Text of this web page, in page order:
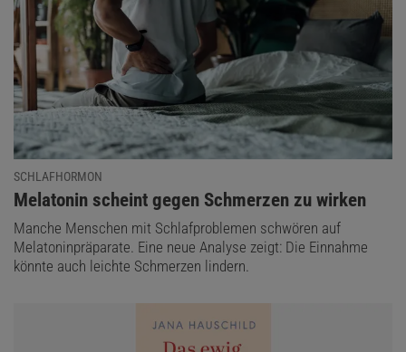
SCHLAFHORMON
:
Melatonin scheint gegen Schmerzen zu wirken
Manche Menschen mit Schlafproblemen schwören auf
Melatoninpräparate. Eine neue Analyse zeigt: Die Einnahme
könnte auch leichte Schmerzen lindern.